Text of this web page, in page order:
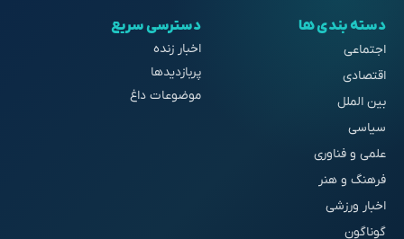
دسته بندی ها
اجتماعی
اقتصادی
بین الملل
سیاسی
علمی و فناوری
فرهنگ و هنر
اخبار ورزشی
گوناگون
دسترسی سریع
اخبار زنده
پربازدیدها
موضوعات داغ